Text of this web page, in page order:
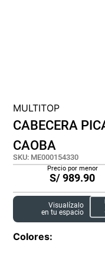
MULTITOP
CABECERA
CAOBA
SKU: ME000154330
Precio por menor
S/989.90
Visualízalo
en tu espacio
Colores